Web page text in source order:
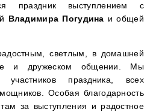
праздник выступлением с
Владимира Погудина и общей
светлым, в домашней
и дружеском общении. Мы
участников праздника, всех
Особая благодарность
за выступления и радостное